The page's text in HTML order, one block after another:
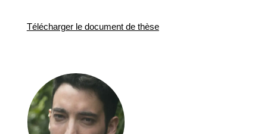
Télécharger le document de thèse